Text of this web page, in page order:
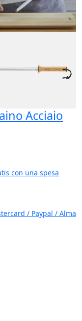
Acciaio
con una spesa
/ Paypal / Alma